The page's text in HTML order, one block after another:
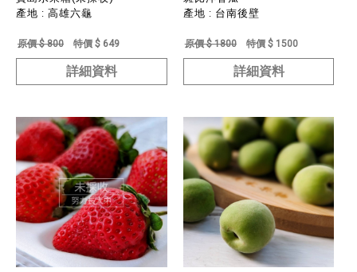
產地 : 高雄六龜
原價 $ 800 特價 $ 649
詳細資料
產地 : 台南後壁
原價 $ 1800 特價 $ 1500
詳細資料